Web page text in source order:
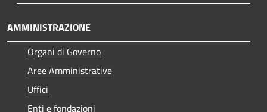
AMMINISTRAZIONE
Organi di Governo
Aree Amministrative
Uffici
Enti e fondazioni